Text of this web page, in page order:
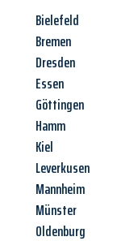
Bielefeld
Bremen
Dresden
Essen
Göttingen
Hamm
Kiel
Leverkusen
Mannheim
Münster
Oldenburg